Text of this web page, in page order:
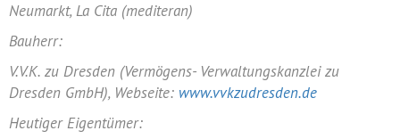
Neumarkt, La Cita (mediteran)
Bauherr:
V.V.K. zu Dresden (Vermögens- Verwaltungskanzlei zu
Dresden GmbH), Webseite: www.vvkzudresden.de
Heutiger Eigentümer: